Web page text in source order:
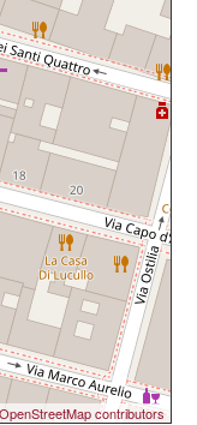
contributors